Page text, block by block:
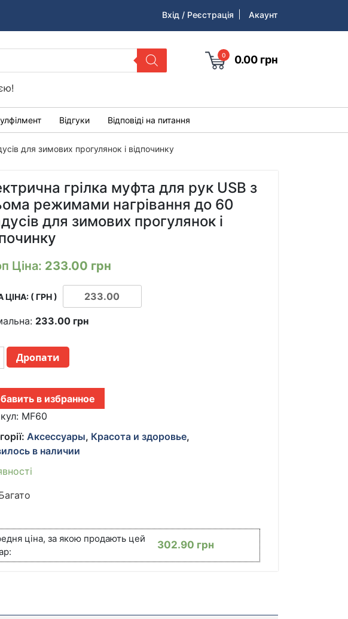
Вхід / Реєстрація Акаунт
0 0.00 грн
Відгуки Відповіді на питання
для зимових прогулянок і відпочинку
грілка муфта для рук USB з
режимами нагрівання до 60
для зимових прогулянок і
Ціна: 233.00 грн
( ГРН )
233.00 грн
Дропати
в избранное
MF60
Аксессуары, Красота и здоровье,
в наличии
ціна, за якою продають цей
302.90 грн